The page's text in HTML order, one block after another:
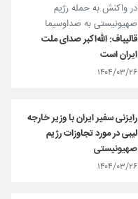
در واکنش به حمله رژیم
صهیونیستی به صداوسیما
قالیباف: الله‌اکبر صدای ملت
ایران است
۱۴۰۴/۰۳/۲۶
رایزنی سفیر ایران با وزیر خارجه
لیبی در مورد تجاوزات رژیم
صهیونیستی
۱۴۰۴/۰۳/۲۶